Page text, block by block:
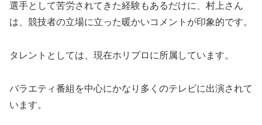
選手として苦労されてきた経験もあるだけに、村上さん
は、競技者の立場に立った暖かいコメントが印象的です。
タレントとしては、現在ホリプロに所属しています。
バラエティ番組を中心にかなり多くのテレビに出演されて
います。